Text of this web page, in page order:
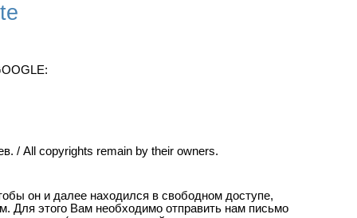
/ All copyrights remain by their owners.
он и далее находился в свободном доступе,
Для этого Вам необходимо отправить нам письмо